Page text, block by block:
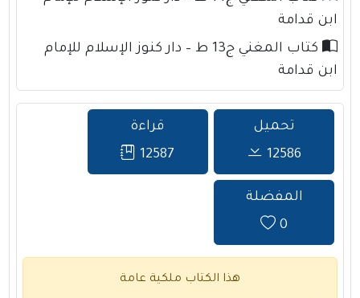
ابن قدامة
كتاب المغني ج13 ط – دار كنوز الإسلام للإمام
ابن قدامة
تحميل
12586
قراءة
12587
المفضلة
0
هذا الكتاب ملكية عامة